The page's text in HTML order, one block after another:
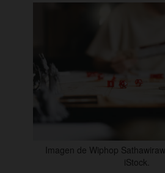
Imagen de Wiphop
iStock.